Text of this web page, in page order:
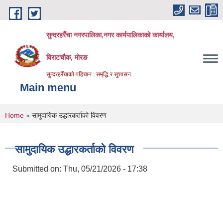
Skip to main content
सुन्दरहरैँचा नगरपालिका,नगर कार्यपालिकाको कार्यालय,
विराटचौक, मोरङ
सुन्दरहरैँचाको पहिचान : समृद्धि र सुशासन
Main menu
You are here
Home » सामुदायिक उद्धारकर्ताको विवरण
सामुदायिक उद्धारकर्ताको विवरण
Submitted on: Thu, 05/21/2026 - 17:38